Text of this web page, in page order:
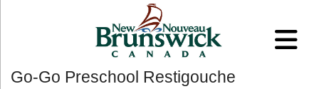
Go-Go Preschool Restigouche